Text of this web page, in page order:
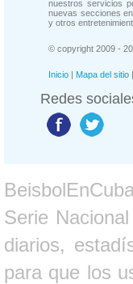
nuestros servicios
nuevas secciones
y otros
© copyright 2009 -
Inicio | Mapa del sitio |
Redes
Serie
diarios,
para que los